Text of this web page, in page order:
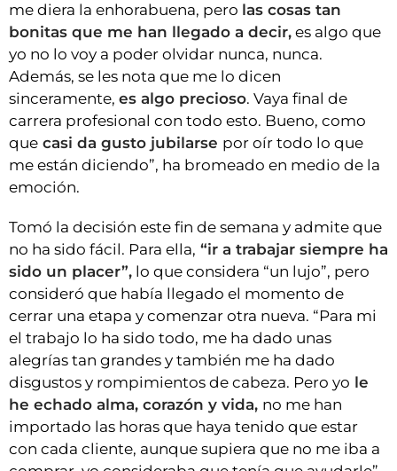
me diera la enhorabuena, pero las cosas tan
bonitas que me han llegado a decir, es algo que
yo no lo voy a poder olvidar nunca, nunca.
Además, se les nota que me lo dicen
sinceramente, es algo precioso. Vaya final de
carrera profesional con todo esto. Bueno, como
que casi da gusto jubilarse por oír todo lo que
me están diciendo”, ha bromeado en medio de la
emoción.
Tomó la decisión este fin de semana y admite que
no ha sido fácil. Para ella, “ir a trabajar siempre ha
sido un placer”, lo que considera “un lujo”, pero
consideró que había llegado el momento de
cerrar una etapa y comenzar otra nueva. “Para mi
el trabajo lo ha sido todo, me ha dado unas
alegrías tan grandes y también me ha dado
disgustos y rompimientos de cabeza. Pero yo le
he echado alma, corazón y vida, no me han
importado las horas que haya tenido que estar
con cada cliente, aunque supiera que no me iba a